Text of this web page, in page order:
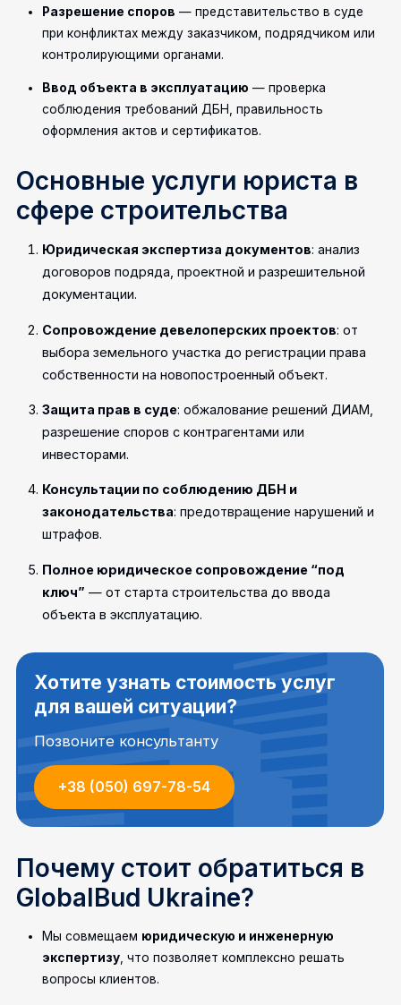
Разрешение споров — представительство в суде
при конфликтах между заказчиком, подрядчиком или
контролирующими органами.
Ввод объекта в эксплуатацию — проверка
соблюдения требований ДБН, правильность
оформления актов и сертификатов.
Основные услуги юриста в
сфере строительства
Юридическая экспертиза документов: анализ
договоров подряда, проектной и разрешительной
документации.
Сопровождение девелоперских проектов: от
выбора земельного участка до регистрации права
собственности на новопостроенный объект.
Защита прав в суде: обжалование решений ДИАМ,
разрешение споров с контрагентами или
инвесторами.
Консультации по соблюдению ДБН и
законодательства: предотвращение нарушений и
штрафов.
Полное юридическое сопровождение “под
ключ” — от старта строительства до ввода
объекта в эксплуатацию.
Хотите узнать стоимость услуг
для вашей ситуации?
Позвоните консультанту
+38 (050) 697-78-54
Почему стоит обратиться в
GlobalBud Ukraine?
Мы совмещаем юридическую и инженерную
экспертизу, что позволяет комплексно решать
вопросы клиентов.